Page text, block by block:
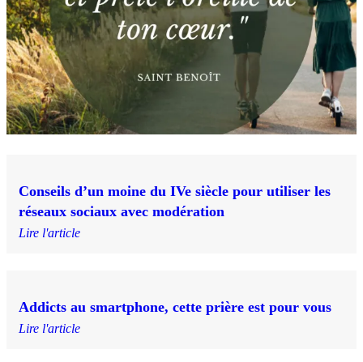
Conseils d’un moine du IVe siècle pour utiliser les
réseaux sociaux avec modération
Lire l'article
Addicts au smartphone, cette prière est pour vous
Lire l'article